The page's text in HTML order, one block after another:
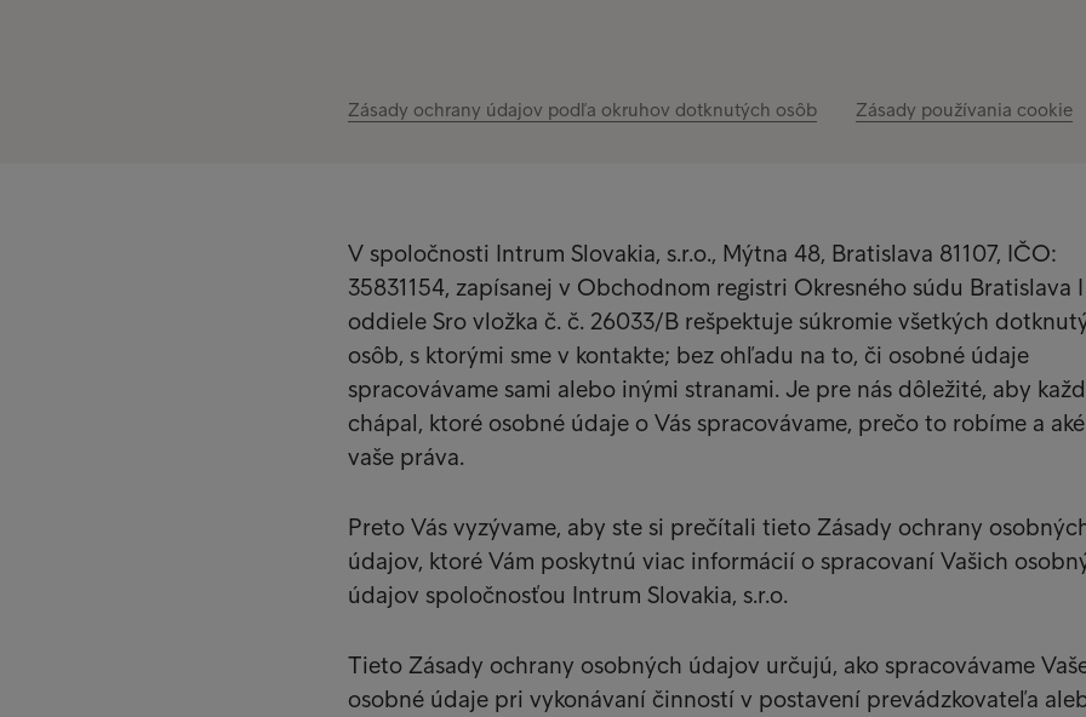
Zásady ochrany údajov podľa okruhov dotknutých osôb Zásady používania cookie
V spoločnosti Intrum Slovakia, s.r.o., Mýtna 48, Bratislava 81107, IČO:
35831154, zapísanej v Obchodnom registri Okresného súdu Bratislava
oddiele Sro vložka č. č. 26033/B rešpektuje súkromie všetkých
osôb, s ktorými sme v kontakte; bez ohľadu na to, či osobné údaje
spracovávame sami alebo inými stranami. Je pre nás dôležité, aby
chápal, ktoré osobné údaje o Vás spracovávame, prečo to robíme a
vaše práva.
Preto Vás vyzývame, aby ste si prečítali tieto Zásady ochrany
údajov, ktoré Vám poskytnú viac informácií o spracovaní Vašich
údajov spoločnosťou Intrum Slovakia, s.r.o.
Tieto Zásady ochrany osobných údajov určujú, ako spracovávame
osobné údaje pri vykonávaní činností v postavení prevádzkovateľa